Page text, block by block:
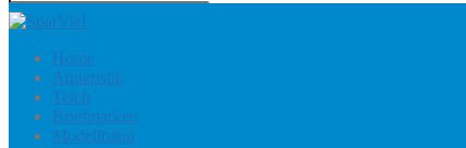
Home
Aquaristik
Teich
Briefmarken
Modellbahn